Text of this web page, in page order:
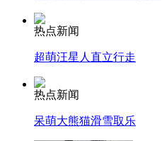
热点新闻
超萌汪星人直立行走
热点新闻
呆萌大熊猫滑雪取乐